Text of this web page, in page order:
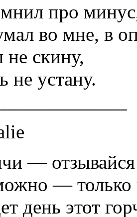
про
во мне, в
скину,
не устану.
—
—
день этот